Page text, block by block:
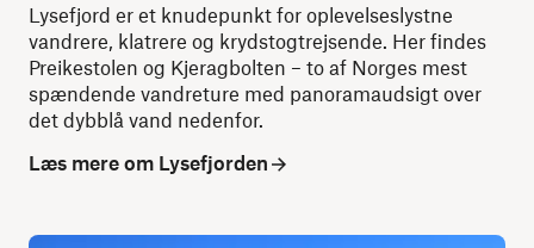
Lysefjord er et knudepunkt for oplevelseslystne
vandrere, klatrere og krydstogtrejsende. Her findes
Preikestolen og Kjeragbolten – to af Norges mest
spændende vandreture med panoramaudsigt over
det dybblå vand nedenfor.
Læs mere om Lysefjorden